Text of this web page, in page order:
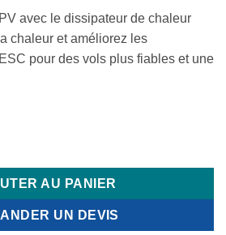
avec le dissipateur de chaleur
chaleur et améliorez les
pour des vols plus fiables et une
chaleur pour ESC
AU PANIER
UN DEVIS